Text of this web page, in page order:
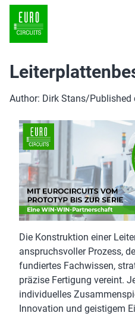
Author: Dirk Stans/Published
Die Konstruktion einer
anspruchsvoller Prozess,
fundiertes Fachwissen,
präzise Fertigung vereint.
individuelles
Innovation und geistigem